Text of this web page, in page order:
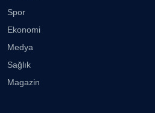
Spor
Ekonomi
Medya
Sağlık
Magazin